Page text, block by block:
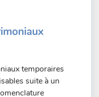
temporaires
suite à un